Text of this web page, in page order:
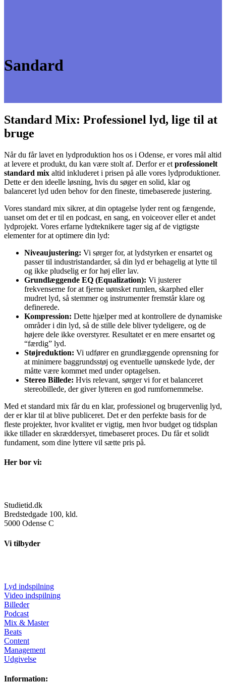
Sandard
Standard Mix: Professionel lyd, lige til at
bruge
Når du får lavet en lydproduktion hos os i Odense, er vores mål altid
at levere et produkt, du kan være stolt af. Derfor er et professionelt
standard mix altid inkluderet i prisen på alle vores lydproduktioner.
Dette er den ideelle løsning, hvis du søger en solid, klar og
balanceret lyd uden behov for den fineste, timebaserede justering.
Vores standard mix sikrer, at din optagelse lyder rent og fængende,
uanset om det er til en podcast, en sang, en voiceover eller et andet
lydprojekt. Vores erfarne lydteknikere tager sig af de vigtigste
elementer for at optimere din lyd:
Niveaujustering: Vi sørger for, at lydstyrken er ensartet og
passer til industristandarder, så din lyd er behagelig at lytte til
og ikke pludselig er for høj eller lav.
Grundlæggende EQ (Equalization): Vi justerer
frekvenserne for at fjerne uønsket rumlen, skarphed eller
mudret lyd, så stemmer og instrumenter fremstår klare og
definerede.
Kompression: Dette hjælper med at kontrollere de dynamiske
områder i din lyd, så de stille dele bliver tydeligere, og de
højere dele ikke overstyrer. Resultatet er en mere ensartet og
“færdig” lyd.
Støjreduktion: Vi udfører en grundlæggende oprensning for
at minimere baggrundsstøj og eventuelle uønskede lyde, der
måtte være kommet med under optagelsen.
Stereo Billede: Hvis relevant, sørger vi for et balanceret
stereobillede, der giver lytteren en god rumfornemmelse.
Med et standard mix får du en klar, professionel og brugervenlig lyd,
der er klar til at blive publiceret. Det er den perfekte basis for de
fleste projekter, hvor kvalitet er vigtig, men hvor budget og tidsplan
ikke tillader en skræddersyet, timebaseret proces. Du får et solidt
fundament, som dine lyttere vil sætte pris på.
Her bor vi:
Studietid.dk
Bredstedgade 100, kld.
5000 Odense C
Vi tilbyder
Lyd indspilning
Video indspilning
Billeder
Podcast
Mix & Master
Beats
Content
Management
Udgivelse
Information: